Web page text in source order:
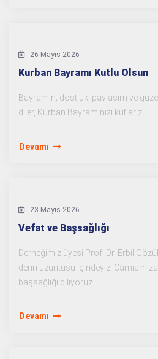
26 Mayıs 2026
Kurban Bayramı Kutlu Olsun
Bayramın; dostluk, paylaşım ve
diler, Kurban Bayramınızı kutlarız.
Devamı
23 Mayıs 2026
Vefat ve Başsağlığı
Derneğimiz üyesi Prof. Dr. Erbil
derin üzüntüsü içindeyiz.
başsağlığı diliyoruz.
Devamı